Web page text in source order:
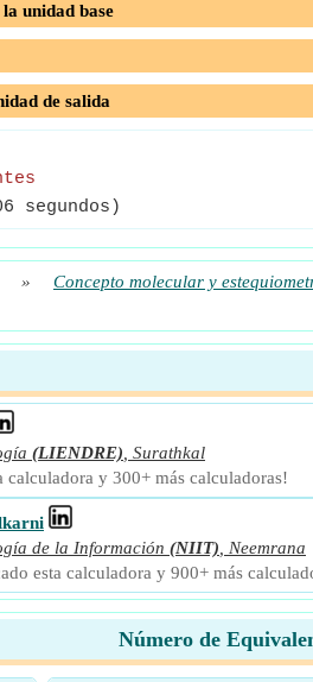
unidad base
de salida
segundos)
» Concepto molecular y
(LIENDRE) Surathkal
calculadora y 300+ más calculadoras!
de la Información (NIIT)
Neemrana
esta calculadora y 900+ más
Número de